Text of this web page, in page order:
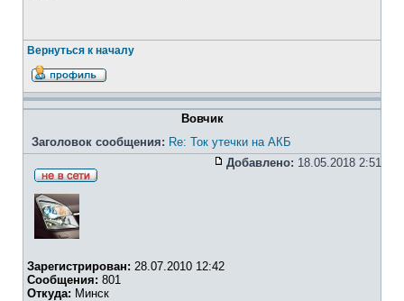
Вернуться к началу
Вовчик
Заголовок сообщения: Re: Ток утечки на АКБ
Добавлено: 18.05.2018 2:51
Зарегистрирован: 28.07.2010 12:42
Сообщения: 801
Откуда: Минск